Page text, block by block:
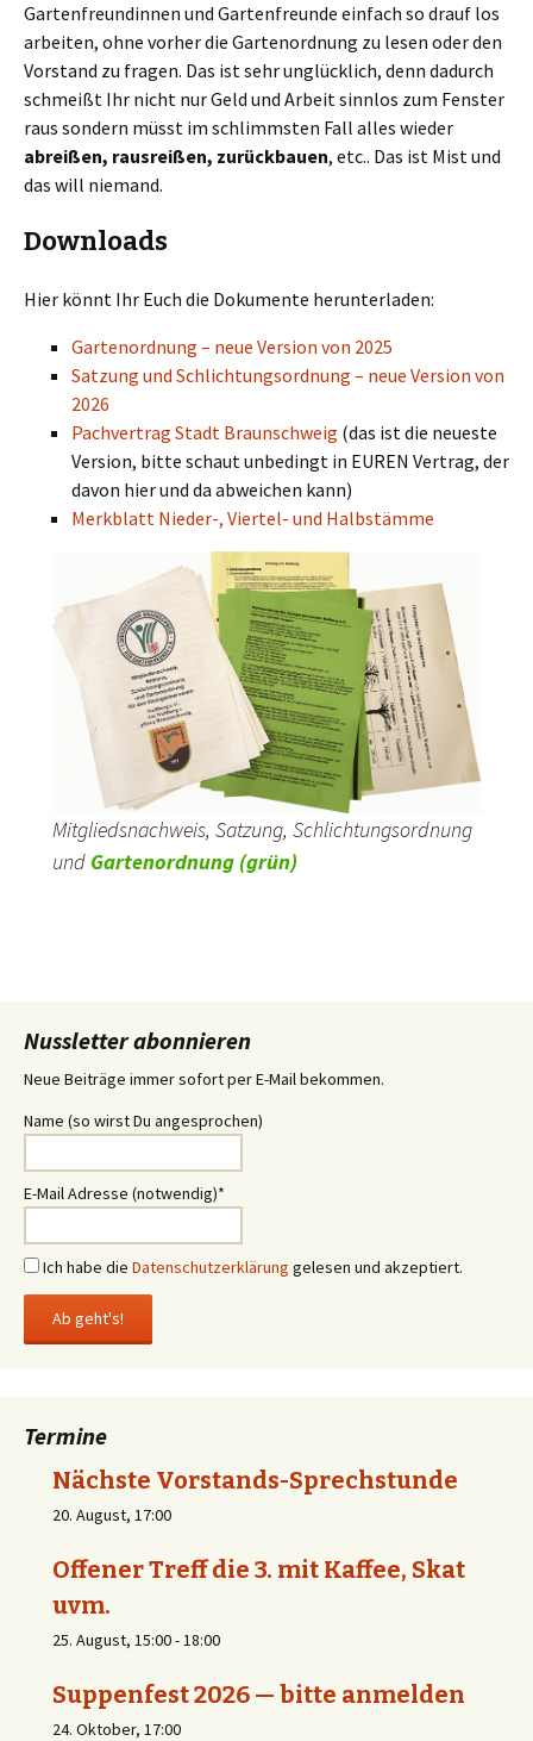
Gartenfreundinnen und Gartenfreunde einfach so drauf los
arbeiten, ohne vorher die Gartenordnung zu lesen oder den
Vorstand zu fragen. Das ist sehr unglücklich, denn dadurch
schmeißt Ihr nicht nur Geld und Arbeit sinnlos zum Fenster
raus sondern müsst im schlimmsten Fall alles wieder
abreißen, rausreißen, zurückbauen, etc.. Das ist Mist und
das will niemand.
Downloads
Hier könnt Ihr Euch die Dokumente herunterladen:
Gartenordnung – neue Version von 2025
Satzung und Schlichtungsordnung – neue Version von
2026
Pachvertrag Stadt Braunschweig (das ist die neueste
Version, bitte schaut unbedingt in EUREN Vertrag, der
davon hier und da abweichen kann)
Merkblatt Nieder-, Viertel- und Halbstämme
Mitgliedsnachweis, Satzung, Schlichtungsordnung
und Gartenordnung (grün)
Nussletter abonnieren
Neue Beiträge immer sofort per E-Mail bekommen.
Name (so wirst Du angesprochen)
E-Mail Adresse (notwendig)*
Ich habe die Datenschutzerklärung gelesen und akzeptiert.
Termine
Nächste Vorstands-Sprechstunde
20. August, 17:00
Offener Treff die 3. mit Kaffee, Skat
uvm.
25. August, 15:00-18:00
Suppenfest 2026 — bitte anmelden
24. Oktober, 17:00